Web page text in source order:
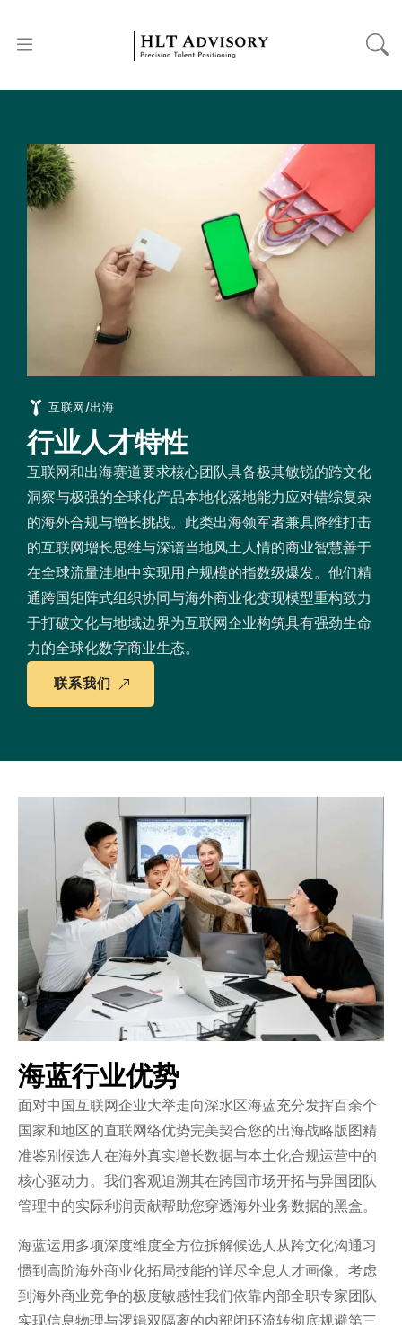
互联网/出海
行业人才特性
互联网和出海赛道要求核心团队具备极其敏锐的跨文化
洞察与极强的全球化产品本地化落地能力应对错综复杂
的海外合规与增长挑战。此类出海领军者兼具降维打击
的互联网增长思维与深谙当地风土人情的商业智慧善于
在全球流量洼地中实现用户规模的指数级爆发。他们精
通跨国矩阵式组织协同与海外商业化变现模型重构致力
于打破文化与地域边界为互联网企业构筑具有强劲生命
力的全球化数字商业生态。
联系我们
海蓝行业优势
面对中国互联网企业大举走向深水区海蓝充分发挥百余个
国家和地区的直联网络优势完美契合您的出海战略版图精
准鉴别候选人在海外真实增长数据与本土化合规运营中的
核心驱动力。我们客观追溯其在跨国市场开拓与异国团队
管理中的实际利润贡献帮助您穿透海外业务数据的黑盒。
海蓝运用多项深度维度全方位拆解候选人从跨文化沟通习
惯到高阶海外商业化拓局技能的详尽全息人才画像。考虑
到海外商业竞争的极度敏感性我们依靠内部全职专家团队
实现信息物理与逻辑双隔离的内部闭环流转彻底规避第三